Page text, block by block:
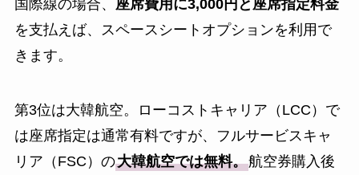
国際線の場合、 座席費用に3,000円と座席指定料金
を支払えば、スペースシートオプションを利用で
きます。
第3位は大韓航空。ローコストキャリア（LCC）で
は座席指定は通常有料ですが、フルサービスキャ
リア（FSC）の大韓航空では無料。航空券購入後